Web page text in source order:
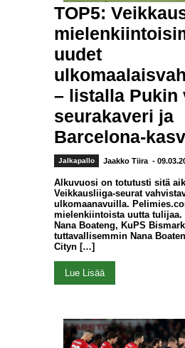
TOP5:
uudet
– listalla Pukin
seurakaveri ja
Barcelona-
Jalkapallo Jaakko Tiira -
Alkuvuosi on totutusti sitä
Veikkausliiga-seurat
ulkomaanavuilla.
mielenkiintoista uutta tulijaa.
Nana Boateng, KuPS
tuttavallisemmin Nana
Cityn […]
Lue Lisää